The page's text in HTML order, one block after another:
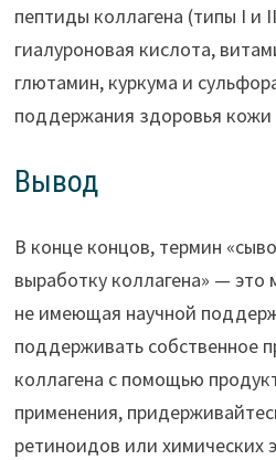
пептиды коллагена (типы I и
гиалуроновая кислота,
глютамин, куркума и
поддержания здоровья кожи
Вывод
В конце концов, термин
выработку коллагена» — это
не имеющая научной
поддерживать собственное
коллагена с помощью
применения,
ретиноидов или химических